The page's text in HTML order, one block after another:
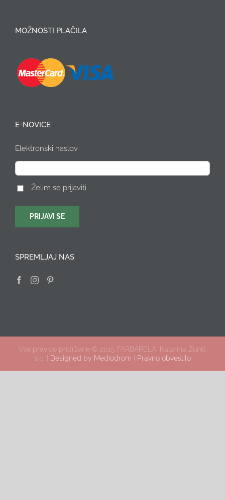
MOŽNOSTI PLAČILA
E-NOVICE
Elektronski naslov
Želim se prijaviti
SPREMLJAJ NAS
Vse pravice pridržane © 2015 FARBARELA, Katarina Žunič
s.p. |
Designed by Mediodrom Pravno obvestilo